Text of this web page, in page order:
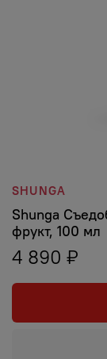
SHUNGA
Shunga
фрукт, 100 мл
4 890 ₽